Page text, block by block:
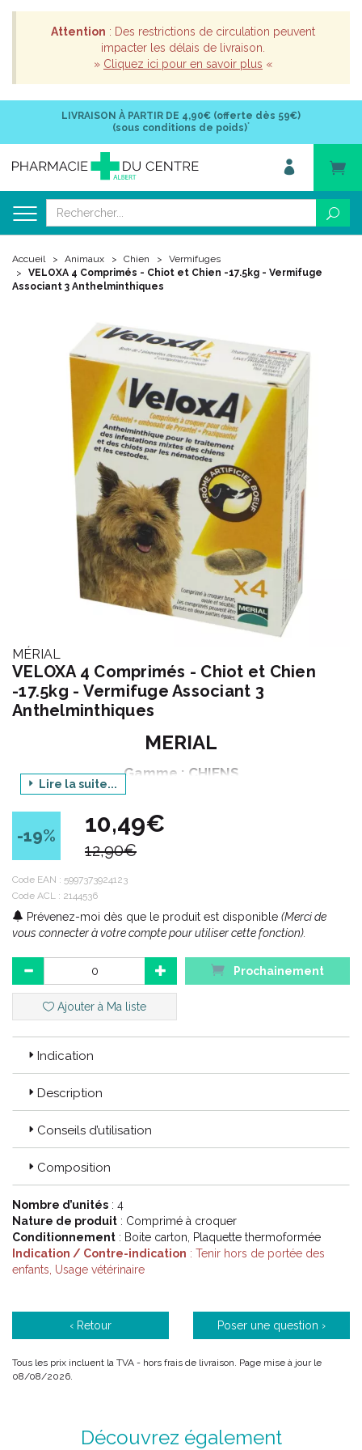
Attention : Des restrictions de circulation peuvent
impacter les délais de livraison.
» Cliquez ici pour en savoir plus «
LIVRAISON À PARTIR DE 4,90€ (offerte dès 59€)
(sous conditions de poids)*
Accueil Animaux Chien
Vermifuges
VELOXA 4 Comprimés - Chiot et Chien -17.5kg - Vermifuge
Associant 3 Anthelminthiques
MÉRIAL
VELOXA 4 Comprimés - Chiot et Chien
-17.5kg - Vermifuge Associant 3
Anthelminthiques
MERIAL
Gamme : CHIENS
Produit : VELOXA - CHIOTS ET CHIENS DE MOINS
DE 17.5 kg
Conditionnement : 4 comprimés
Code ACL : 2144536
Code EAN : 5997373924123
Lire la suite...
-19% 10,49€
12,90€
Code EAN : 5997373924123
Code ACL : 2144536
Prévenez-moi dès que le produit est disponible (Merci de
vous connecter à votre compte pour utiliser cette fonction).
Prochainement
Ajouter à Ma liste
Indication
Description
Conseils d’utilisation
Composition
Nombre d’unités : 4
Nature de produit : Comprimé à croquer
Conditionnement : Boite carton, Plaquette thermoformée
Indication / Contre-indication : Tenir hors de portée des
enfants, Usage vétérinaire
‹ Retour Poser une question ›
Tous les prix incluent la TVA - hors frais de livraison. Page mise à jour le
08/08/2026.
Découvrez également